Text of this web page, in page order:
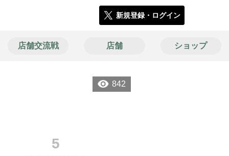
新規登録・ログイン
店舗交流戦 店舗 ショップ
842
5